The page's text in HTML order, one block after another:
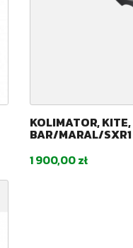
KOLIMATOR,
BAR/MARAL/
Cena
1 900,00 zł